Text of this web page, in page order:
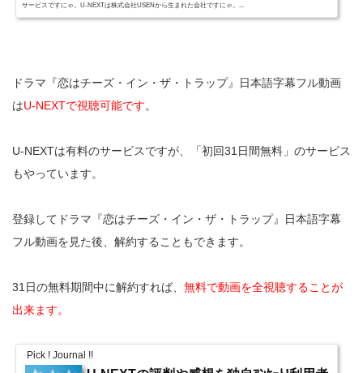
サービスですにゃ。U-NEXTは株式会社USENから生まれた会社ですにゃ。...
ドラマ『恋はチーズ・イン・ザ・トラップ』日本語字幕フル動画
はU-NEXTで視聴可能です。
U-NEXTは有料のサービスですが、「初回31日間無料」のサービス
もやっています。
登録してドラマ『恋はチーズ・イン・ザ・トラップ』日本語字幕
フル動画を見た後、解約することもできます。
31日の無料期間中に解約すれば、 無料で動画を全視聴することが
出来ます。
Pick ! Journal !!